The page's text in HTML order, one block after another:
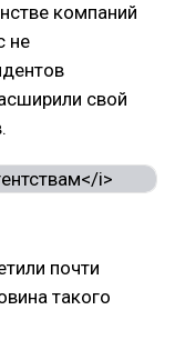
компаний
не
свой
почти
такого